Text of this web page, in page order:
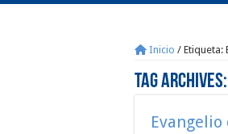
Inicio / Etiqueta:
Tag Archives: